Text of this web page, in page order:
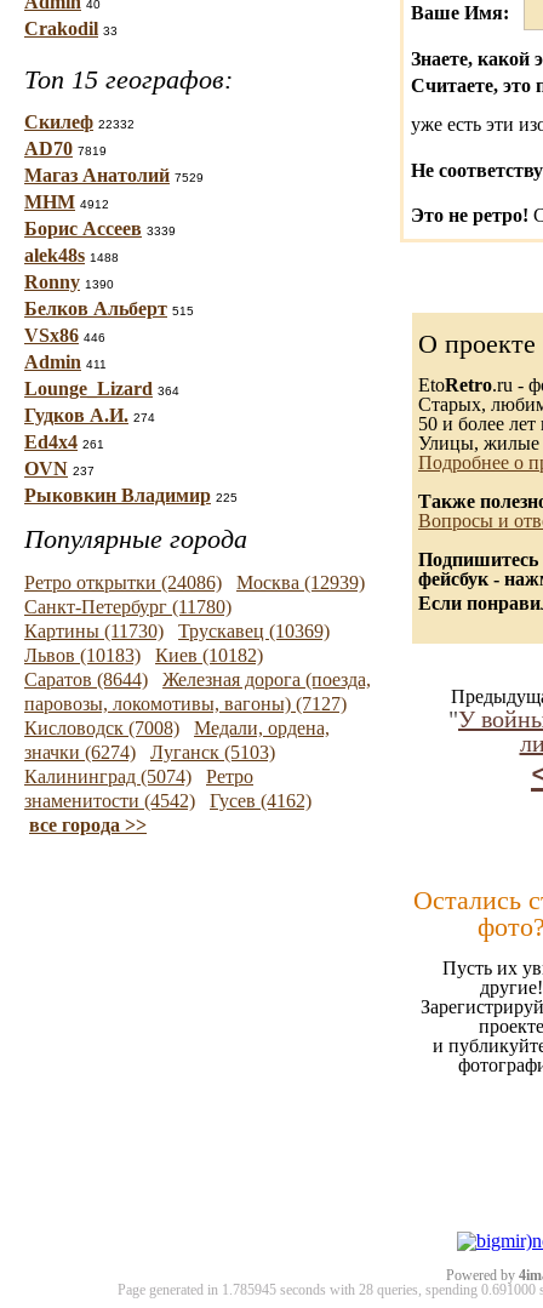
40
Crakodil 33
Топ 15 географов:
Скилеф 22332
AD70 7819
Магаз Анатолий 7529
МНМ 4912
Борис Ассеев 3339
alek48s 1488
Ronny 1390
Белков Альберт 515
VSx86 446
Admin 411
Lounge_Lizard 364
Гудков А.И. 274
Ed4x4 261
OVN 237
Рыковкин Владимир 225
Популярные города
Ретро открытки (24086)
Москва (12939)
Санкт-Петербург (11780)
Картины (11730)
Трускавец (10369)
Львов (10183)
Киев (10182)
Саратов (8644)
Железная дорога (поезда,
паровозы, локомотивы, вагоны) (7127)
Кисловодск (7008)
Медали, ордена,
значки (6274)
Луганск (5103)
Калининград (5074)
Ретро
знаменитости (4542)
Гусев (4162)
все города >>
Ваше Имя:
Знаете, какой
Считаете, это
уже есть эти
Не
Это не ретро!
О проекте
EtoRetro.ru -
Старых,
50 и более лет
Улицы, жилые
Подробнее о
Также
Вопросы и
Подпишитесь
фейсбук -
Если
"У
Остались
Пусть их
другие!
проекте
и
Powered by
Page generated in 1.785945 seconds with 28 queries, spending